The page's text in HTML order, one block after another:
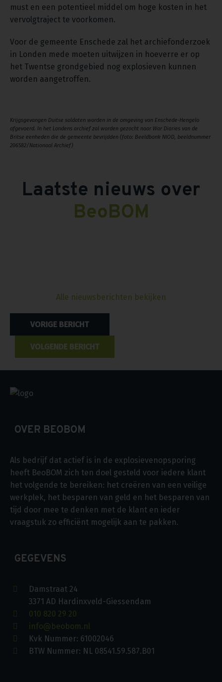
must en een potentieel middel om hoge kosten in het
vervolgtraject te voorkomen.
Voor de gemeente Enschede zal het archiefonderzoek
in Londen mede moeten uitwijzen in hoeverre er op
het Twentse grondgebied nog explosieven kunnen
worden aangetroffen.
Krijgsgevangen Duitse soldaten worden in de omgeving van Enschede-Hengelo
afgevoerd. In het Londens archief zal worden gezocht naar War Diaries van de
Britse eenheden die de gemeente bevrijdden (foto: Beeldbank NIOD, beeldnummer
206582/Nationaal Archief)
Laatste nieuws over
BeoBOM
Alle nieuwsberichten bekijken
Bericht
navigatie
VORIGE BERICHT
VOLGENDE BERICHT
OVER BEOBOM
Als bedrijf dat actief is in de explosievenopsporing
heeft BeoBOM zich ten doel gesteld voor iedere klant
het volgende te bereiken: het creëren van een veilige
werkplek, het besparen van geld en het besparen van
tijd door mee te denken met de klant en ieder
vraagstuk zo efficiënt mogelijk aan te pakken.
GEGEVENS
Damstraat 24
3371 AD Hardinxveld-Giessendam
010 820 29 20
info@beobom.nl
Kvk Nummer: 61002046
BTW Nummer: NL 08541.59.587.B01